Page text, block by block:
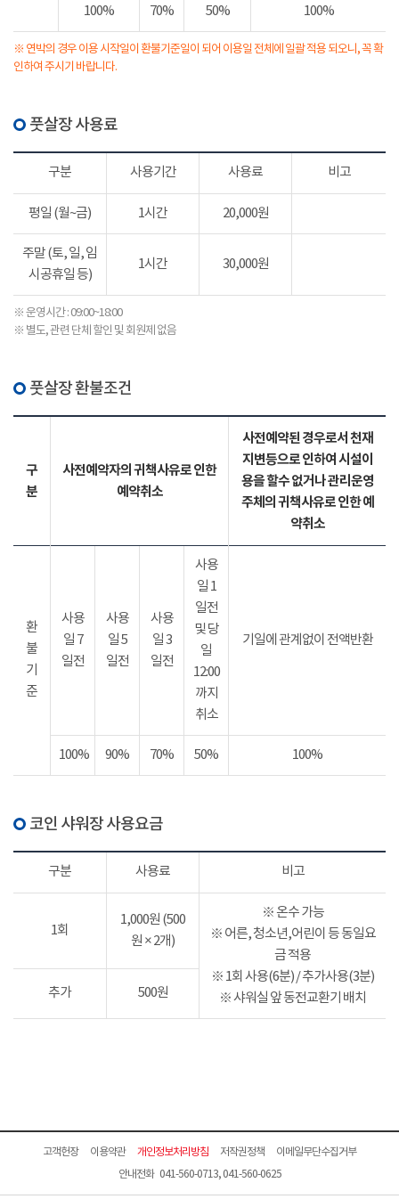
100% 70% 50% 100%
※ 연박의 경우 이용 시작일이 환불기준일이 되어 이용일 전체에 일괄 적용 되오니, 꼭 확
인하여 주시기 바랍니다.
풋살장 사용료
구분 사용기간 사용료 비고
평일 (월~금) 1시간 20,000원
주말 (토, 일, 임
시공휴일 등)
1시간 30,000원
※ 운영시간 : 09:00~18:00
※ 별도, 관련 단체 할인 및 회원제 없음
풋살장 환불조건
구
분
사전예약자의 귀책사유로 인한
예약취소
사전예약된 경우로서 천재
지변등으로 인하여 시설이
용을 할수 없거나 관리운영
주체의 귀책사유로 인한 예
약취소
환
불
기
준
사용
일 7
일전
사용
일 5
일전
사용
일 3
일전
사용
일 1
일전
및 당
일
12:00
까지
취소
기일에 관계없이 전액반환
100% 90% 70% 50% 100%
코인 샤워장 사용요금
구분 사용료 비고
1회
1,000원 (500
원 × 2개)
※ 온수 가능
※ 어른, 청소년,어린이 등 동일요
금 적용
※ 1회 사용(6분) / 추가사용(3분)
※ 샤워실 앞 동전교환기 배치
추가 500원
고객헌장 이용약관 개인정보처리방침 저작권정책
이메일무단수집거부
안내전화 041-560-0713, 041-560-0625